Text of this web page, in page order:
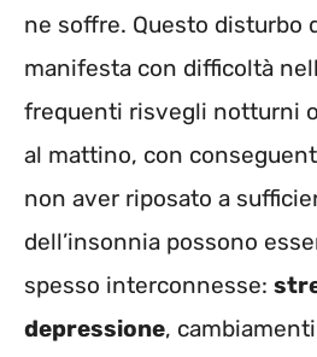
ne soffre. Questo disturbo
manifesta con difficoltà
frequenti risvegli notturni
al mattino, con
non aver riposato a
dell’insonnia possono
spesso interconnesse:
depressione,